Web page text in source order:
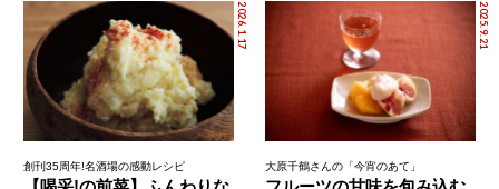
2026.1.17
創刊35周年!名酒場の感動レシピ
2025.9.21
大原千鶴さんの「今宵のあて」